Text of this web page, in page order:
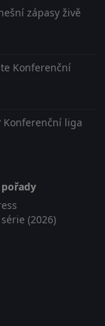
zápasy živě
Konferenční
Konferenční liga
pořady
(2026)